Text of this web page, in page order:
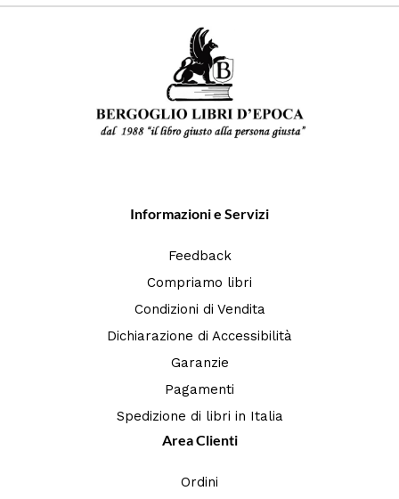
Informazioni e Servizi
Feedback
Compriamo libri
Condizioni di Vendita
Dichiarazione di Accessibilità
Garanzie
Pagamenti
Spedizione di libri in Italia
Area Clienti
Ordini